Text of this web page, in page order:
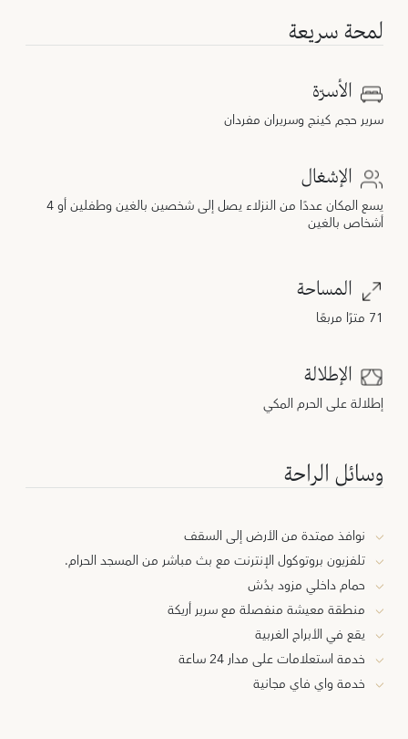
لمحة سريعة
الأسرّة
سرير حجم كينج وسريران مفردان
الإشغال
يسع المكان عددًا من النزلاء يصل إلى شخصين بالغين وطفلين أو 4
أشخاص بالغين
المساحة
71 مترًا مربعًا
الإطلالة
إطلالة على الحرم المكي
وسائل الراحة
نوافذ ممتدة من الأرض إلى السقف
تلفزيون بروتوكول الإنترنت مع بث مباشر من المسجد الحرام.
حمام داخلي مزود بدُش
منطقة معيشة منفصلة مع سرير أريكة
يقع في الأبراج الغربية
خدمة استعلامات على مدار 24 ساعة
خدمة واي فاي مجانية